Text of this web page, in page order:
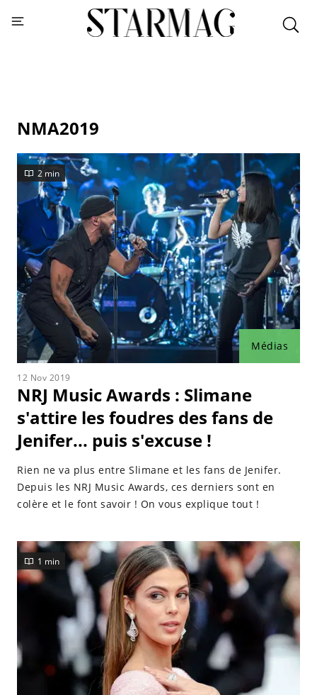
NMA2019
Médias
2 min
12 Nov 2019
NRJ Music Awards : Slimane
s'attire les foudres des fans de
Jenifer... puis s'excuse !
Rien ne va plus entre Slimane et les fans de Jenifer.
Depuis les NRJ Music Awards, ces derniers sont en
colère et le font savoir ! On vous explique tout !
1 min